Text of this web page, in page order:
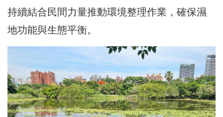
持續結合民間力量推動環境整理作業，確保濕
地功能與生態平衡。